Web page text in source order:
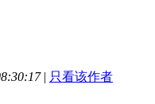
| 只看该作者